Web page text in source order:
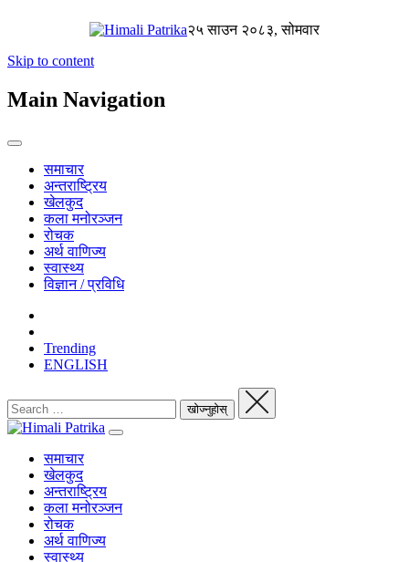
२५ साउन २०८३, सोमवार
Skip to content
Main Navigation
समाचार
अन्तराष्ट्रिय
खेलकुद
कला मनोरञ्जन
रोचक
अर्थ वाणिज्य
स्वास्थ्य
विज्ञान / प्रविधि
Trending
ENGLISH
समाचार
खेलकुद
अन्तराष्ट्रिय
कला मनोरञ्जन
रोचक
अर्थ वाणिज्य
स्वास्थ्य